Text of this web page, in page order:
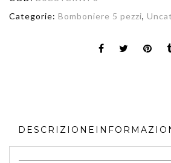
Categorie: Bomboniere 5 pezzi,
DESCRIZIONE